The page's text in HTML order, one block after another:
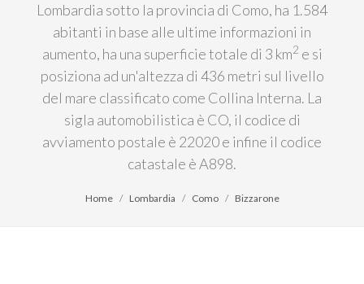
Lombardia sotto la provincia di Como, ha 1.584
abitanti in base alle ultime informazioni in
aumento, ha una superficie totale di 3 km2 e si
posiziona ad un'altezza di 436 metri sul livello
del mare classificato come Collina Interna. La
sigla automobilistica è CO, il codice di
avviamento postale è 22020 e infine il codice
catastale è A898.
Home Lombardia Como Bizzarone